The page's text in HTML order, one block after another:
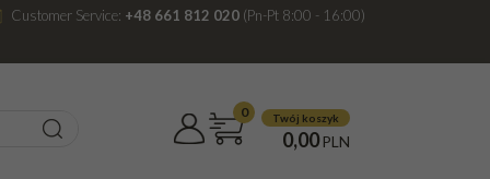
Customer Service: +48 661 812 020 (Pn-Pt 8:00 - 16:00)
0 Twój koszyk
0,00 PLN